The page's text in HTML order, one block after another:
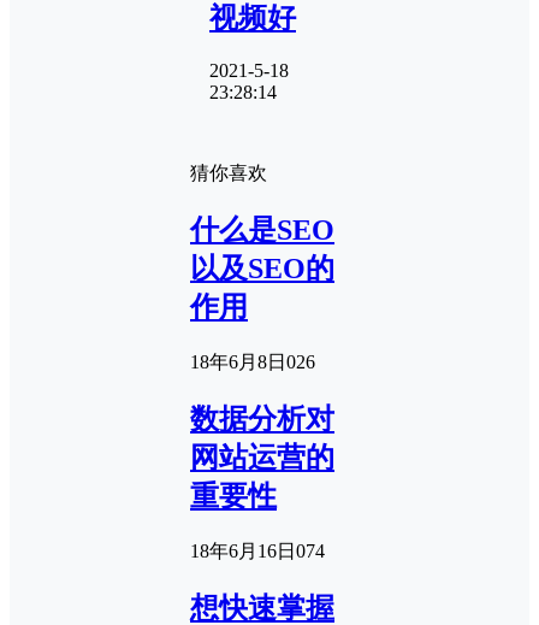
视频好
2021-5-18
23:28:14
猜你喜欢
什么是SEO
以及SEO的
作用
18年6月8日 026
数据分析对
网站运营的
重要性
18年6月16日 074
想快速掌握